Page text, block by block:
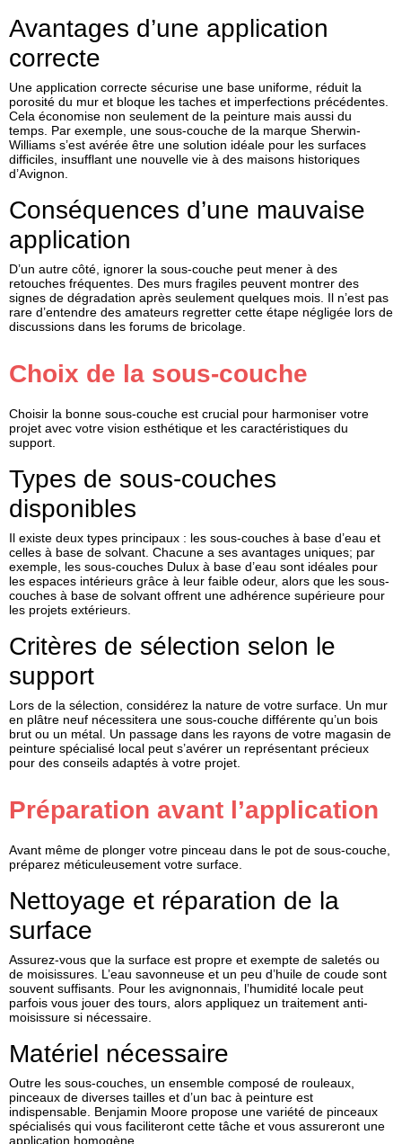
Avantages d’une application
correcte
Une application correcte sécurise une base uniforme, réduit la
porosité du mur et bloque les taches et imperfections précédentes.
Cela économise non seulement de la peinture mais aussi du
temps. Par exemple, une sous-couche de la marque Sherwin-
Williams s’est avérée être une solution idéale pour les surfaces
difficiles, insufflant une nouvelle vie à des maisons historiques
d’Avignon.
Conséquences d’une mauvaise
application
D’un autre côté, ignorer la sous-couche peut mener à des
retouches fréquentes. Des murs fragiles peuvent montrer des
signes de dégradation après seulement quelques mois. Il n’est pas
rare d’entendre des amateurs regretter cette étape négligée lors de
discussions dans les forums de bricolage.
Choix de la sous-couche
Choisir la bonne sous-couche est crucial pour harmoniser votre
projet avec votre vision esthétique et les caractéristiques du
support.
Types de sous-couches
disponibles
Il existe deux types principaux : les sous-couches à base d’eau et
celles à base de solvant. Chacune a ses avantages uniques; par
exemple, les sous-couches Dulux à base d’eau sont idéales pour
les espaces intérieurs grâce à leur faible odeur, alors que les sous-
couches à base de solvant offrent une adhérence supérieure pour
les projets extérieurs.
Critères de sélection selon le
support
Lors de la sélection, considérez la nature de votre surface. Un mur
en plâtre neuf nécessitera une sous-couche différente qu’un bois
brut ou un métal. Un passage dans les rayons de votre magasin de
peinture spécialisé local peut s’avérer un représentant précieux
pour des conseils adaptés à votre projet.
Préparation avant l’application
Avant même de plonger votre pinceau dans le pot de sous-couche,
préparez méticuleusement votre surface.
Nettoyage et réparation de la
surface
Assurez-vous que la surface est propre et exempte de saletés ou
de moisissures. L’eau savonneuse et un peu d’huile de coude sont
souvent suffisants. Pour les avignonnais, l’humidité locale peut
parfois vous jouer des tours, alors appliquez un traitement anti-
moisissure si nécessaire.
Matériel nécessaire
Outre les sous-couches, un ensemble composé de rouleaux,
pinceaux de diverses tailles et d’un bac à peinture est
indispensable. Benjamin Moore propose une variété de pinceaux
spécialisés qui vous faciliteront cette tâche et vous assureront une
application homogène.